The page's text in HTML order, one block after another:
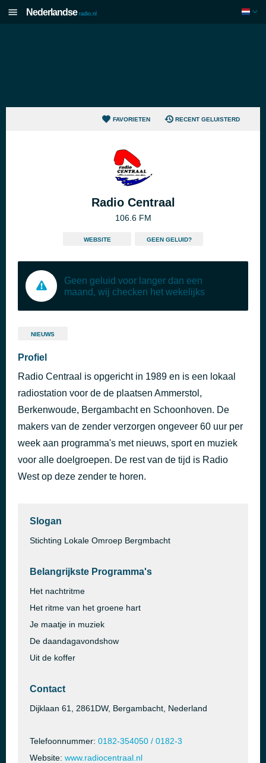
Nederlandse radio.nl
FAVORIETEN RECENT GELUISTERD
Radio Centraal
106.6 FM
WEBSITE GEEN GELUID?
Geen geluid voor langer dan een
maand, wij checken het wekelijks
NIEUWS
Profiel
Radio Centraal is opgericht in 1989 en is een lokaal
radiostation voor de de plaatsen Ammerstol,
Berkenwoude, Bergambacht en Schoonhoven. De
makers van de zender verzorgen ongeveer 60 uur per
week aan programma's met nieuws, sport en muziek
voor alle doelgroepen. De rest van de tijd is Radio
West op deze zender te horen.
Slogan
Stichting Lokale Omroep Bergmbacht
Belangrijkste Programma's
Het nachtritme
Het ritme van het groene hart
Je maatje in muziek
De daandagavondshow
Uit de koffer
Contact
Dijklaan 61, 2861DW, Bergambacht, Nederland
Telefoonnummer: 0182-354050 / 0182-3
Website: www.radiocentraal.nl